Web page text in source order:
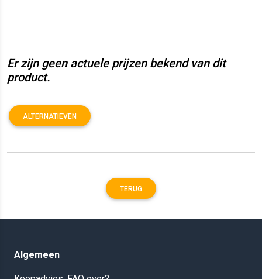
Er zijn geen actuele prijzen bekend van dit
product.
ALTERNATIEVEN
TERUG
Algemeen